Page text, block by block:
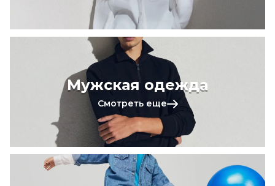
Мужская одежда
Смотреть еще